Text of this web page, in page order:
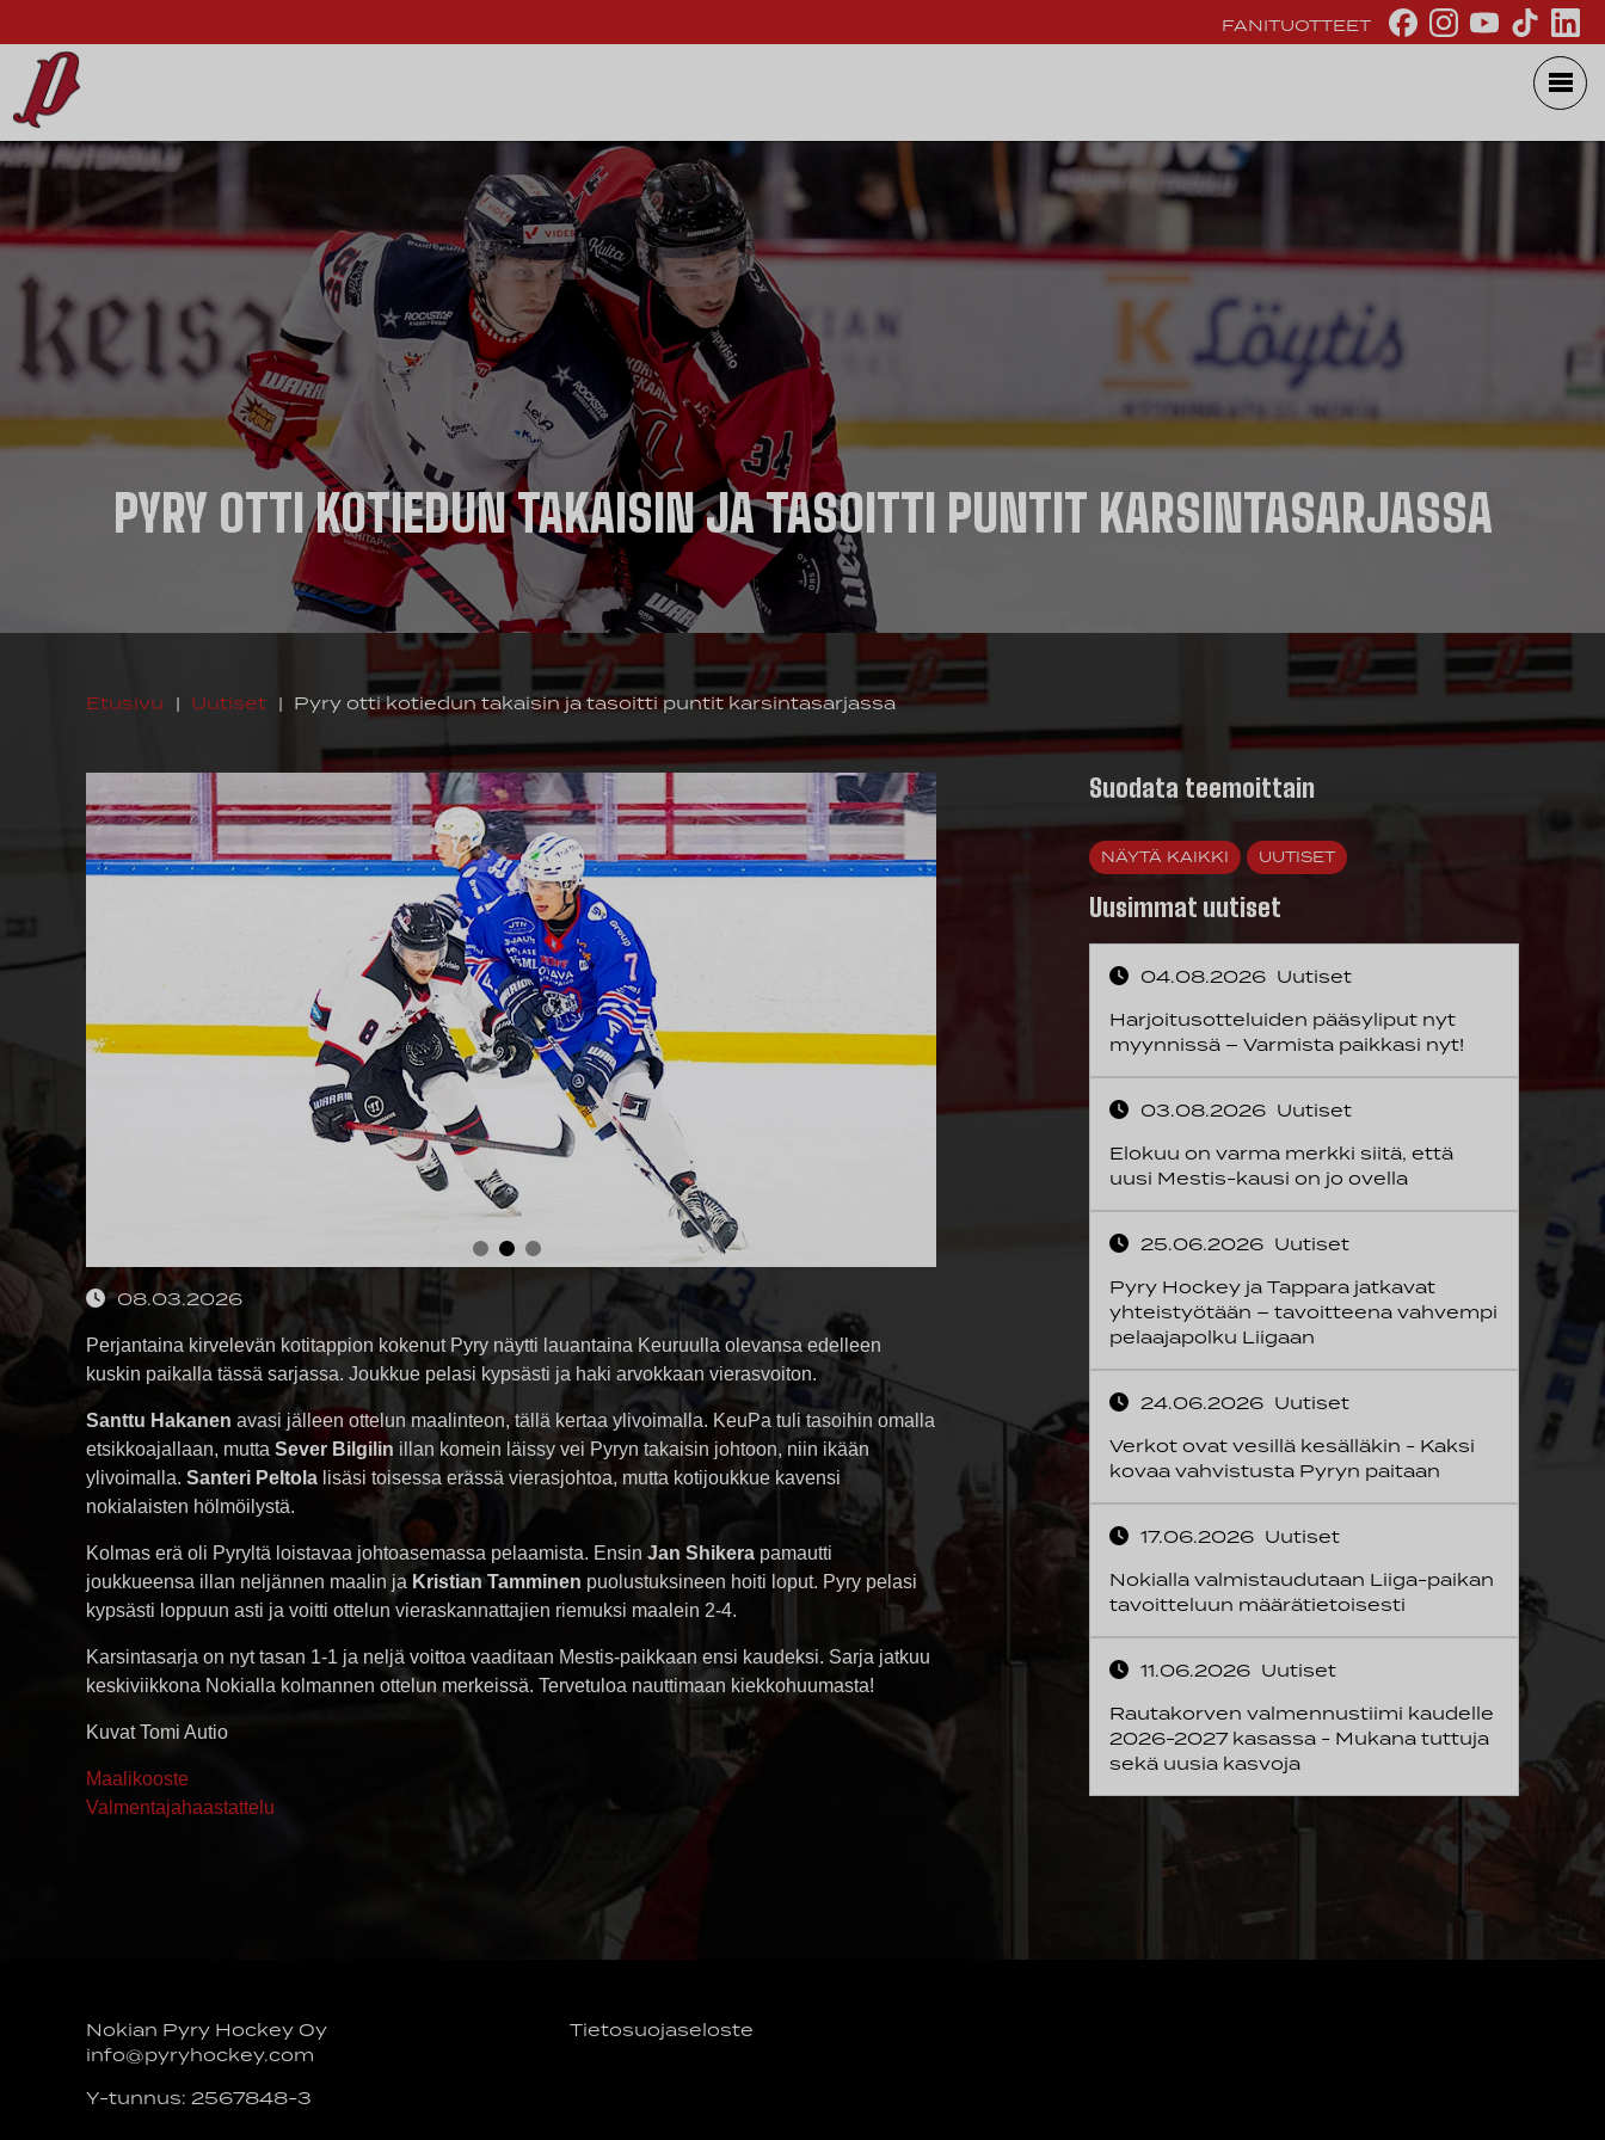
FANITUOTTEET
PYRY OTTI KOTIEDUN TAKAISIN JA TASOITTI PUNTIT KARSINTASARJASSA
Etusivu | Uutiset | Pyry otti kotiedun takaisin ja tasoitti puntit karsintasarjassa
08.03.2026
Perjantaina kirvelevän kotitappion kokenut Pyry näytti lauantaina Keuruulla olevansa edelleen
kuskin paikalla tässä sarjassa. Joukkue pelasi kypsästi ja haki arvokkaan vierasvoiton.
Santtu Hakanen avasi jälleen ottelun maalinteon, tällä kertaa ylivoimalla. KeuPa tuli tasoihin omalla
etsikkoajallaan, mutta Sever Bilgilin illan komein läissy vei Pyryn takaisin johtoon, niin ikään
ylivoimalla. Santeri Peltola lisäsi toisessa erässä vierasjohtoa, mutta kotijoukkue kavensi
nokialaisten hölmöilystä.
Kolmas erä oli Pyryltä loistavaa johtoasemassa pelaamista. Ensin Jan Shikera pamautti
joukkueensa illan neljännen maalin ja Kristian Tamminen puolustuksineen hoiti loput. Pyry pelasi
kypsästi loppuun asti ja voitti ottelun vieraskannattajien riemuksi maalein 2-4.
Karsintasarja on nyt tasan 1-1 ja neljä voittoa vaaditaan Mestis-paikkaan ensi kaudeksi. Sarja jatkuu
keskiviikkona Nokialla kolmannen ottelun merkeissä. Tervetuloa nauttimaan kiekkohuumasta!
Kuvat Tomi Autio
Maalikooste
Valmentajahaastattelu
Suodata teemoittain
NÄYTÄ KAIKKI UUTISET
Uusimmat uutiset
04.08.2026 Uutiset
Harjoitusotteluiden pääsyliput nyt
myynnissä – Varmista paikkasi nyt!
03.08.2026 Uutiset
Elokuu on varma merkki siitä, että
uusi Mestis-kausi on jo ovella
25.06.2026 Uutiset
Pyry Hockey ja Tappara jatkavat
yhteistyötään – tavoitteena vahvempi
pelaajapolku Liigaan
24.06.2026 Uutiset
Verkot ovat vesillä kesälläkin - Kaksi
kovaa vahvistusta Pyryn paitaan
17.06.2026 Uutiset
Nokialla valmistaudutaan Liiga-paikan
tavoitteluun määrätietoisesti
11.06.2026 Uutiset
Rautakorven valmennustiimi kaudelle
2026-2027 kasassa - Mukana tuttuja
sekä uusia kasvoja
Nokian Pyry Hockey Oy
info@pyryhockey.com
Y-tunnus: 2567848-3
Tietosuojaseloste